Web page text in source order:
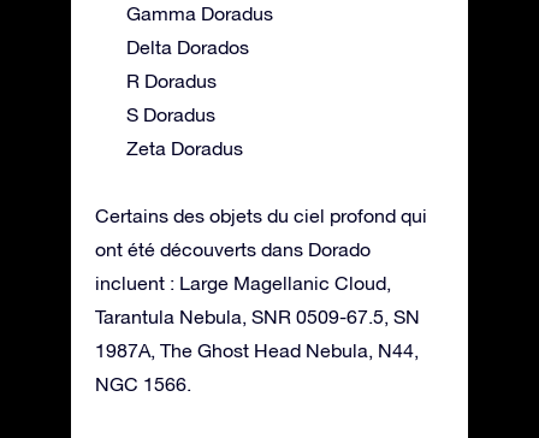
Gamma Doradus
Delta Dorados
R Doradus
S Doradus
Zeta Doradus
Certains des objets du ciel profond qui
ont été découverts dans Dorado
incluent : Large Magellanic Cloud,
Tarantula Nebula, SNR 0509-67.5, SN
1987A, The Ghost Head Nebula, N44,
NGC 1566.